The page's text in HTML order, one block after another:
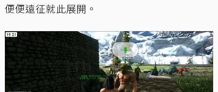
便便遠征就此展開。